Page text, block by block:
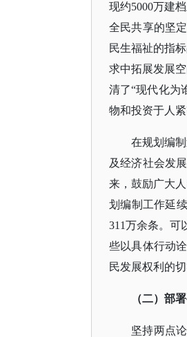
现约5000万建
全民共享的坚
民生福祉的指
求中拓展发展
清了“现代化为
物和投资于人
在规划编
及经济社会发
来，鼓励广大
划编制工作延
311万余条。可
些以具体行动
民发展权利的
（二）部
坚持两点